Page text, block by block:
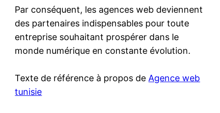
Par conséquent, les agences web deviennent
des partenaires indispensables pour toute
entreprise souhaitant prospérer dans le
monde numérique en constante évolution.
Texte de référence à propos de Agence web
tunisie